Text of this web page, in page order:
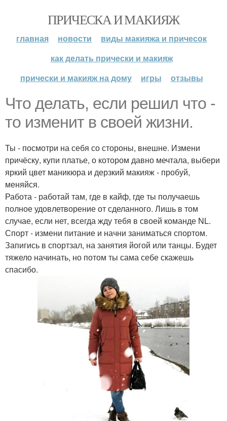
ПРИЧЕСКА И МАКИЯЖ
главная новости
виды макияжа и причесок
как делать прически и макияж
прически и макияж на дому
игры отзывы
Что делать, если решил что -
то изменит в своей жизни.
Ты - посмотри на себя со стороны, внешне. Измени
причёску, купи платье, о котором давно мечтала, выбери
яркий цвет маникюра и дерзкий макияж - пробуй,
меняйся.
Работа - работай там, где в кайф, где ты получаешь
полное удовлетворение от сделанного. Лишь в том
случае, если нет, всегда жду тебя в своей команде NL.
Спорт - измени питание и начни заниматься спортом.
Запигись в спортзал, на занятия йогой или танцы. Будет
тяжело начинать, но потом ты сама себе скажешь
спасибо.